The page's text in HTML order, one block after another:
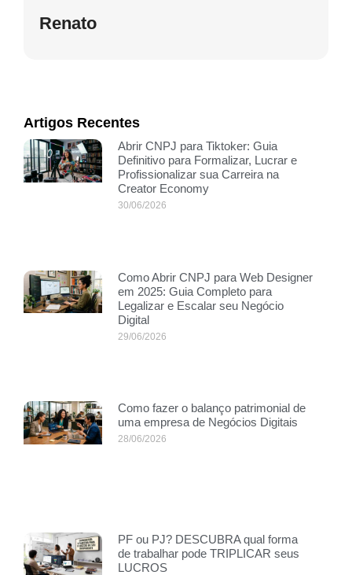
Renato
Artigos Recentes
Abrir CNPJ para Tiktoker: Guia
Definitivo para Formalizar, Lucrar e
Profissionalizar sua Carreira na
Creator Economy
30/06/2026
Como Abrir CNPJ para Web Designer
em 2025: Guia Completo para
Legalizar e Escalar seu Negócio
Digital
29/06/2026
Como fazer o balanço patrimonial de
uma empresa de Negócios Digitais
28/06/2026
PF ou PJ? DESCUBRA qual forma
de trabalhar pode TRIPLICAR seus
LUCROS